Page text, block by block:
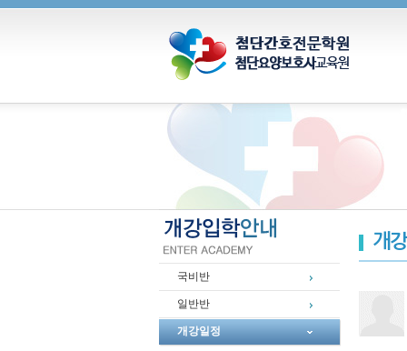
국비반
일반반
개강일정
개